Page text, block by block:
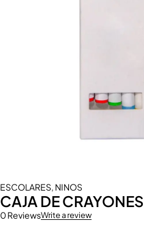
ESCOLARES, NINOS
CAJA DE CRAYONES
0 ReviewsWrite a review